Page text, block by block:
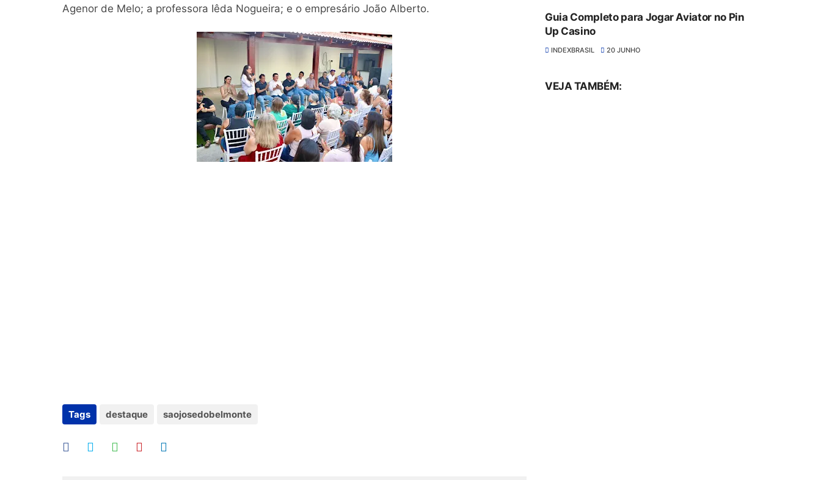
Agenor de Melo; a professora Iêda Nogueira; e o empresário João Alberto.
Tags destaque saojosedobelmonte
Guia Completo para Jogar Aviator no Pin
Up Casino
INDEXBRASIL 20 JUNHO
VEJA TAMBÉM: